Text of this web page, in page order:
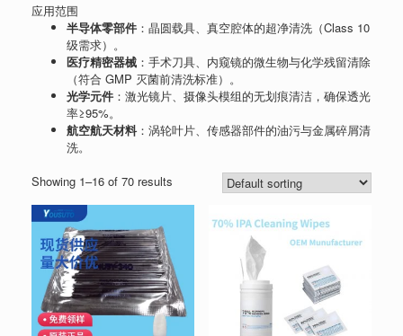
应用范围
半导体零部件 ：晶圆载具、真空腔体的超净清洗（Class 10
级需求）。
医疗精密器械 ：手术刀具、内窥镜的微生物与化学残留清除
（符合 GMP 灭菌前清洗标准）。
光学元件 ：激光镜片、摄像头模组的无划痕清洁，确保透光
率≥95%。
航空航天材料：涡轮叶片、传感器部件的油污与金属碎屑清
洗。
Showing 1–16 of 70 results